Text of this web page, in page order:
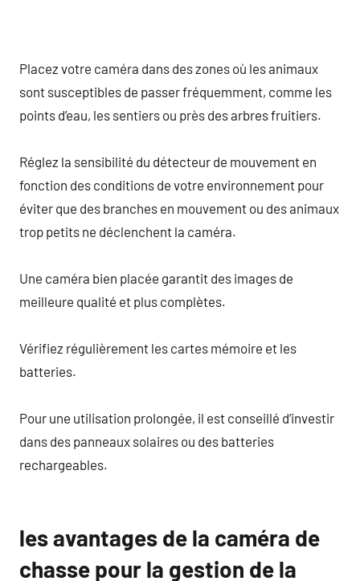
Placez votre caméra dans des zones où les animaux
sont susceptibles de passer fréquemment, comme les
points d’eau, les sentiers ou près des arbres fruitiers.
Réglez la sensibilité du détecteur de mouvement en
fonction des conditions de votre environnement pour
éviter que des branches en mouvement ou des animaux
trop petits ne déclenchent la caméra.
Une caméra bien placée garantit des images de
meilleure qualité et plus complètes.
Vérifiez régulièrement les cartes mémoire et les
batteries.
Pour une utilisation prolongée, il est conseillé d’investir
dans des panneaux solaires ou des batteries
rechargeables.
les avantages de la caméra de
chasse pour la gestion de la